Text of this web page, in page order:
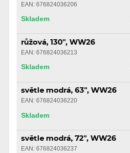
EAN: 676824036206
Skladem
růžová, 130", WW26
EAN: 676824036213
Skladem
světle modrá, 63", WW26
EAN: 676824036220
Skladem
světle modrá, 72", WW26
EAN: 676824036237